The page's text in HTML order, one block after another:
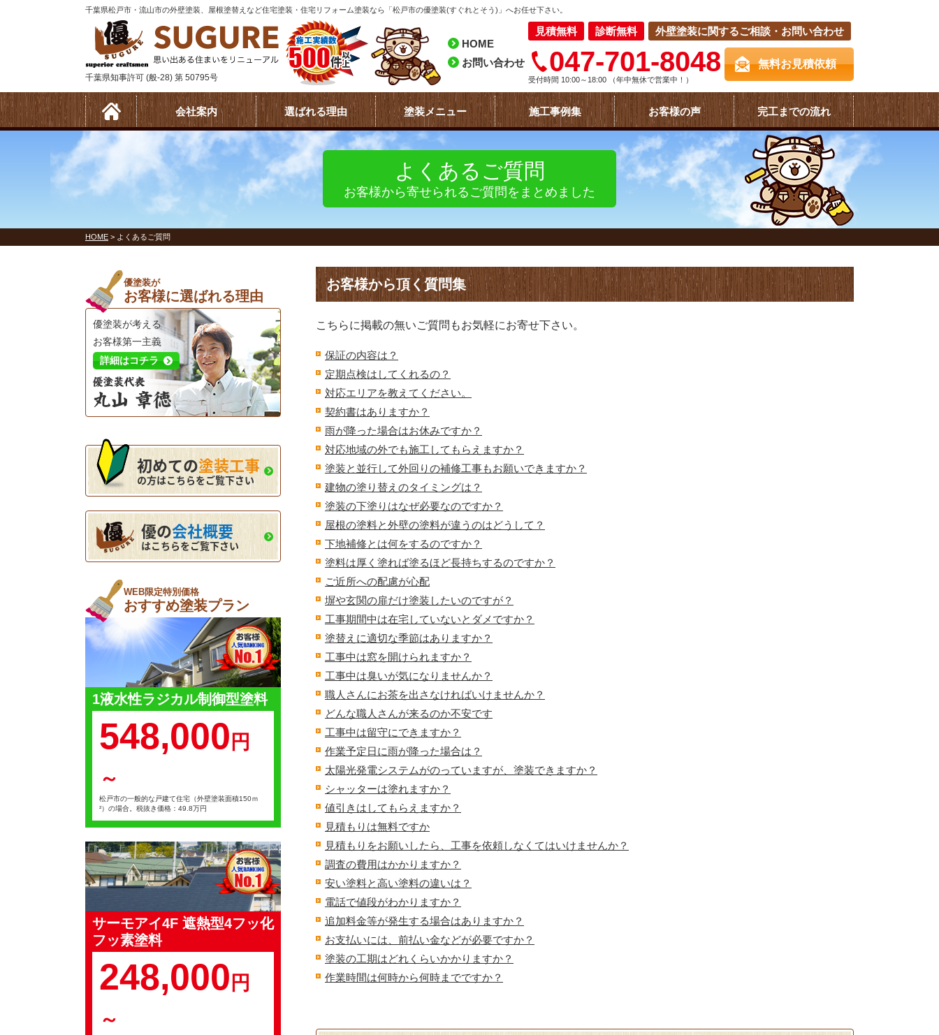
千葉県松戸市・流山市の外壁塗装、屋根塗替えなど住宅塗装・住宅リフォーム塗装なら「松戸市の優塗装(すぐれとそう)」へお任せ下さい。
千葉県知事許可 (般-28) 第 50795号
HOME
お問い合わせ
見積無料 診断無料 外壁塗装に関するご相談・お問い合わせ
047-701-8048
受付時間 10:00～18:00 （年中無休で営業中！）
無料お見積依頼
会社案内 選ばれる理由 塗装メニュー 施工事例集 お客様の声 完工までの流れ
よくあるご質問
お客様から寄せられるご質問をまとめました
HOME > よくあるご質問
お客様から頂く質問集
こちらに掲載の無いご質問もお気軽にお寄せ下さい。
保証の内容は？
定期点検はしてくれるの？
対応エリアを教えてください。
契約書はありますか？
雨が降った場合はお休みですか？
対応地域の外でも施工してもらえますか？
塗装と並行して外回りの補修工事もお願いできますか？
建物の塗り替えのタイミングは？
塗装の下塗りはなぜ必要なのですか？
屋根の塗料と外壁の塗料が違うのはどうして？
下地補修とは何をするのですか？
塗料は厚く塗れば塗るほど長持ちするのですか？
ご近所への配慮が心配
塀や玄関の扉だけ塗装したいのですが？
工事期間中は在宅していないとダメですか？
塗替えに適切な季節はありますか？
工事中は窓を開けられますか？
工事中は臭いが気になりませんか？
職人さんにお茶を出さなければいけませんか？
どんな職人さんが来るのか不安です
工事中は留守にできますか？
作業予定日に雨が降った場合は？
太陽光発電システムがのっていますが、塗装できますか？
シャッターは塗れますか？
値引きはしてもらえますか？
見積もりは無料ですか
見積もりをお願いしたら、工事を依頼しなくてはいけませんか？
調査の費用はかかりますか？
安い塗料と高い塗料の違いは？
電話で値段がわかりますか？
追加料金等が発生する場合はありますか？
お支払いには、前払い金などが必要ですか？
塗装の工期はどれくらいかかりますか？
作業時間は何時から何時までですか？
優塗装が
お客様に選ばれる理由
優塗装が考える
お客様第一主義
詳細はコチラ
初めての塗装工事
の方はこちらをご覧下さい
優の会社概要
はこちらをご覧下さい
WEB限定特別価格
おすすめ塗装プラン
1液水性ラジカル制御型塗料
548,000 円
～
松戸市の一般的な戸建て住宅（外壁塗装面積150ｍ
²）の場合。税抜き価格：49.8万円
サーモアイ4F 遮熱型4フッ化
フッ素塗料
248,000 円
～